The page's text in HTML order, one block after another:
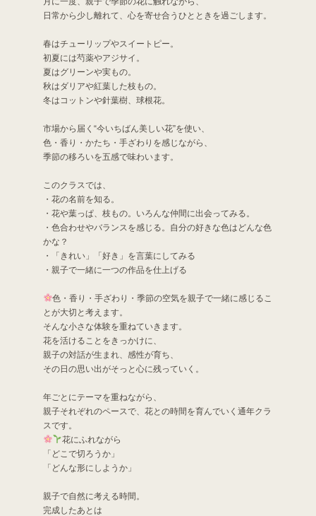
日常から少し離れて、心を寄せ合うひとときを過ごします。
春はチューリップやスイートピー。
初夏には芍薬やアジサイ。
夏はグリーンや実もの。
秋はダリアや紅葉した枝もの。
冬はコットンや針葉樹、球根花。
市場から届く“今いちばん美しい花”を使い、
色・香り・かたち・手ざわりを感じながら、
季節の移ろいを五感で味わいます。
このクラスでは、
・花の名前を知る。
・花や葉っぱ、枝もの。いろんな仲間に出会ってみる。
・色合わせやバランスを感じる。自分の好きな色はどんな色
かな？
・「きれい」「好き」を言葉にしてみる
・親子で一緒に一つの作品を仕上げる
色・香り・手ざわり・季節の空気を親子で一緒に感じるこ
とが大切と考えます。
そんな小さな体験を重ねていきます。
花を活けることをきっかけに、
親子の対話が生まれ、感性が育ち、
その日の思い出がそっと心に残っていく。
年ごとにテーマを重ねながら、
親子それぞれのペースで、花との時間を育んでいく通年クラ
スです。
花にふれながら
「どこで切ろうか」
「どんな形にしようか」
親子で自然に考える時間。
完成したあとは